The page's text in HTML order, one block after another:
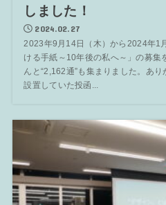
しました！
2024.02.27
2023年9月14日（木）から2024年1
ける手紙～10年後の私へ～」の募
んと“2,162通”も集まりました。あ
設置していた投函...